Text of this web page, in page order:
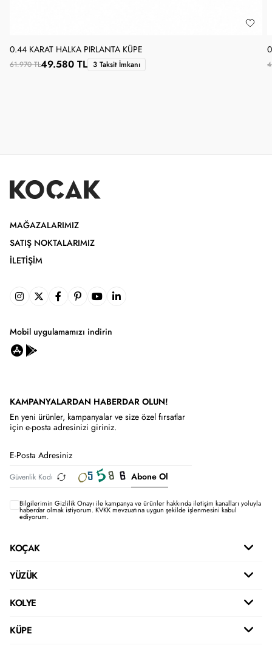
0.44 KARAT HALKA PIRLANTA KÜPE
61.970 TL49.580 TL 3 Taksit İmkanı
MAĞAZALARIMIZ
SATIŞ NOKTALARIMIZ
İLETIŞIM
Mobil uygulamamızı indirin
KAMPANYALARDAN HABERDAR OLUN!
En yeni ürünler, kampanyalar ve size özel fırsatlar
için e-posta adresinizi giriniz.
Abone Ol
Bilgilerimin Gizlilik Onayı ile kampanya ve ürünler hakkında iletişim kanalları yoluyla
haberdar olmak istiyorum.KVKK mevzuatına uygun şekilde işlenmesini kabul
ediyorum.
KOÇAK
YÜZÜK
KOLYE
KÜPE